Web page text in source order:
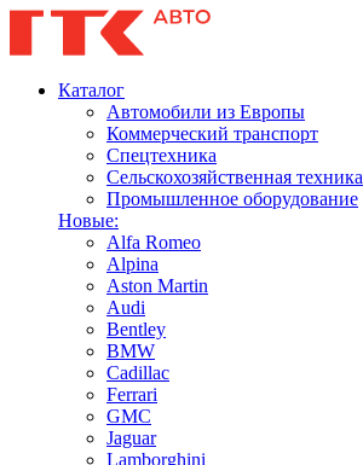
Каталог
Автомобили из Европы
Коммерческий транспорт
Спецтехника
Сельскохозяйственная техника
Промышленное оборудование
Новые:
Alfa Romeo
Alpina
Aston Martin
Audi
Bentley
BMW
Cadillac
Ferrari
GMC
Jaguar
Lamborghini